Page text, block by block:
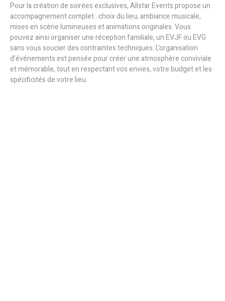
Pour la création de soirées exclusives, Allstar Events propose un
accompagnement complet : choix du lieu, ambiance musicale,
mises en scène lumineuses et animations originales. Vous
pouvez ainsi organiser une réception familiale, un EVJF ou EVG
sans vous soucier des contraintes techniques. L'organisation
d’événements est pensée pour créer une atmosphère conviviale
et mémorable, tout en respectant vos envies, votre budget et les
spécificités de votre lieu.